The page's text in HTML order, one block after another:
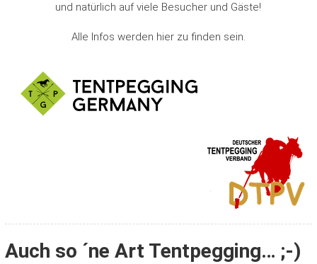
und natürlich auf viele Besucher und Gäste!
Alle Infos werden hier zu finden sein.
Auch so ´ne Art Tentpegging… ;-)